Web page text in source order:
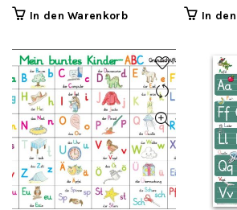
In den Warenkorb In